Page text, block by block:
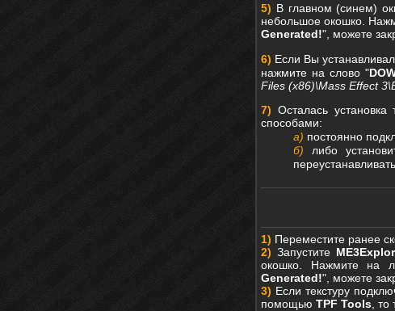
5) В главном (синем)
небольшое окошко.
Generated!", можете
6) Если Вы
нажмите на слово "
Files (x86)\Mass Effect
7) Осталась
способами:
а) постоянно
б) либо
1) Переместите ранее
2) Запустите
окошко. Нажмите на
Generated!", можете
3) Если текстуру
помощью TPF Tools ,